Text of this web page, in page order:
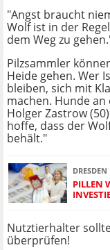
"Angst braucht
Wolf ist in der
dem Weg zu
Pilzsammler
Heide gehen. Wer
bleiben, sich mit
machen. Hunde an
Holger Zastrow
hoffe, dass der
behält."
DRESDEN
PILLEN
Nutztierhalter
überprüfen!